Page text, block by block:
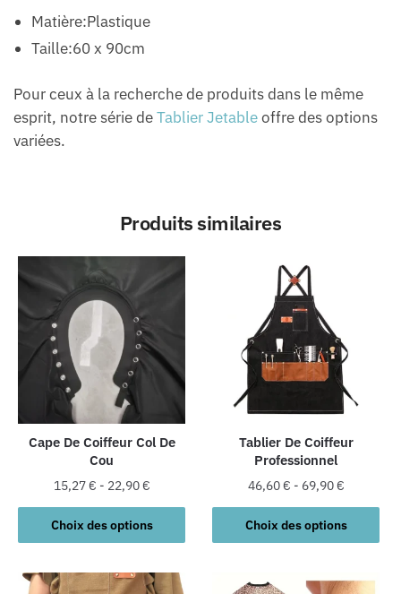
Matière:Plastique
Taille:60 x 90cm
Pour ceux à la recherche de produits dans le même
esprit, notre série deTablier Jetableoffre des options
variées.
Produits similaires
Cape De Coiffeur Col De
Cou
15,27€ - 22,90€
Choix des options
Ce
produit
plusieurs
Tablier De Coiffeur
Professionnel
46,60€ - 69,90€
Choix des options
Ce
produit
plusieurs